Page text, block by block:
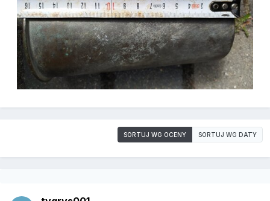
SORTUJ WG OCENY SORTUJ WG DATY